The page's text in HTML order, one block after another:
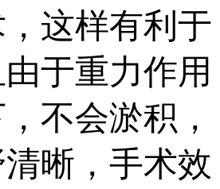
这样有利于
于重力作用
不会淤积，
晰，手术效